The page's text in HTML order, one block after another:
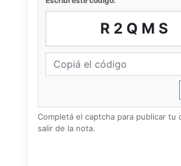
R2QMS
Completá el captcha para publicar tu
salir de la nota.